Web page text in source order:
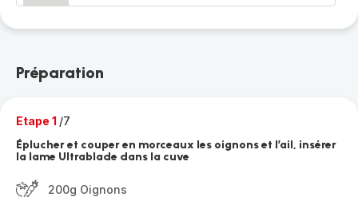
Préparation
Etape 1 /7
Éplucher et couper en morceaux les oignons et l’ail, insérer
la lame Ultrablade dans la cuve
200g Oignons